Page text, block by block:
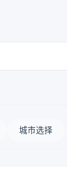
城市选择